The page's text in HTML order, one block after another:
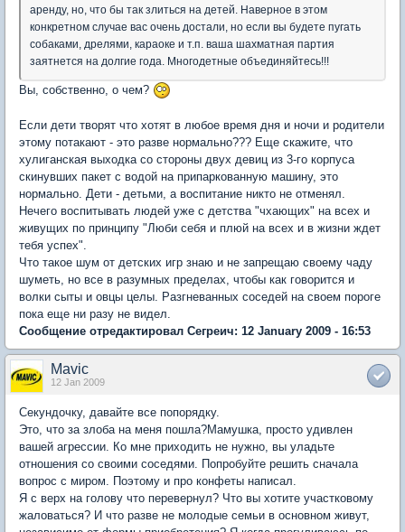
аренду, но, что бы так злиться на детей. Наверное в этом
конкретном случае вас очень достали, но если вы будете пугать
собаками, дрелями, караоке и т.п. ваша шахматная партия
заятнется на долгие года. Многодетные объединяйтесь!!!
Вы, собственно, о чем?
Если дети творят что хотят в любое время дня и ночи и родители
этому потакают - это разве нормально??? Еще скажите, что
хулиганская выходка со стороны двух девиц из 3-го корпуса
скинувших пакет с водой на припаркованную машину, это
нормально. Дети - детьми, а воспитание никто не отменял.
Нечего воспитывать людей уже с детства "чхающих" на всех и
живущих по принципу "Люби себя и плюй на всех и в жизни ждет
тебя успех".
Что такое шум от детских игр знаю и не запрещаю своему чаду
шуметь, но все в разумных пределах, чтобы как говорится и
волки сыты и овцы целы. Разгневанных соседей на своем пороге
пока еще ни разу не видел.
Сообщение отредактировал Сегреич: 12 January 2009 - 16:53
Mavic
12 Jan 2009
Секундочку, давайте все попорядку.
Это, что за злоба на меня пошла?Мамушка, просто удивлен
вашей агрессии. Ко мне приходить не нужно, вы уладьте
отношения со своими соседями. Попробуйте решить сначала
вопрос с миром. Поэтому и про конфеты написал.
Я с верх на голову что перевернул? Что вы хотите участковому
жаловаться? И что разве не молодые семьи в основном живут,